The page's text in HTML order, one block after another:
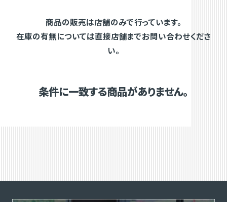
商品の販売は店舗のみで行っています。
在庫の有無については直接店舗までお問い合わせくださ
い。
条件に一致する商品がありません。